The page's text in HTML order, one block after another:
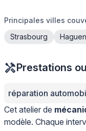
Principales villes
Strasbourg
Prestations
réparation
Cet atelier de
modèle. Chaque